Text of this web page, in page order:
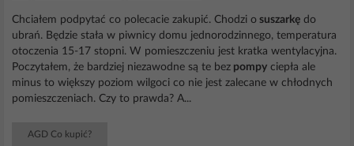
Chciałem podpytać co polecacie zakupić. Chodzi o suszarkę do
ubrań. Będzie stała w piwnicy domu jednorodzinnego, temperatura
otoczenia 15-17 stopni. W pomieszczeniu jest kratka wentylacyjna.
Poczytałem, że bardziej niezawodne są te bez pompy ciepła ale
minus to większy poziom wilgoci co nie jest zalecane w chłodnych
pomieszczeniach. Czy to prawda? A...
AGD Co kupić?